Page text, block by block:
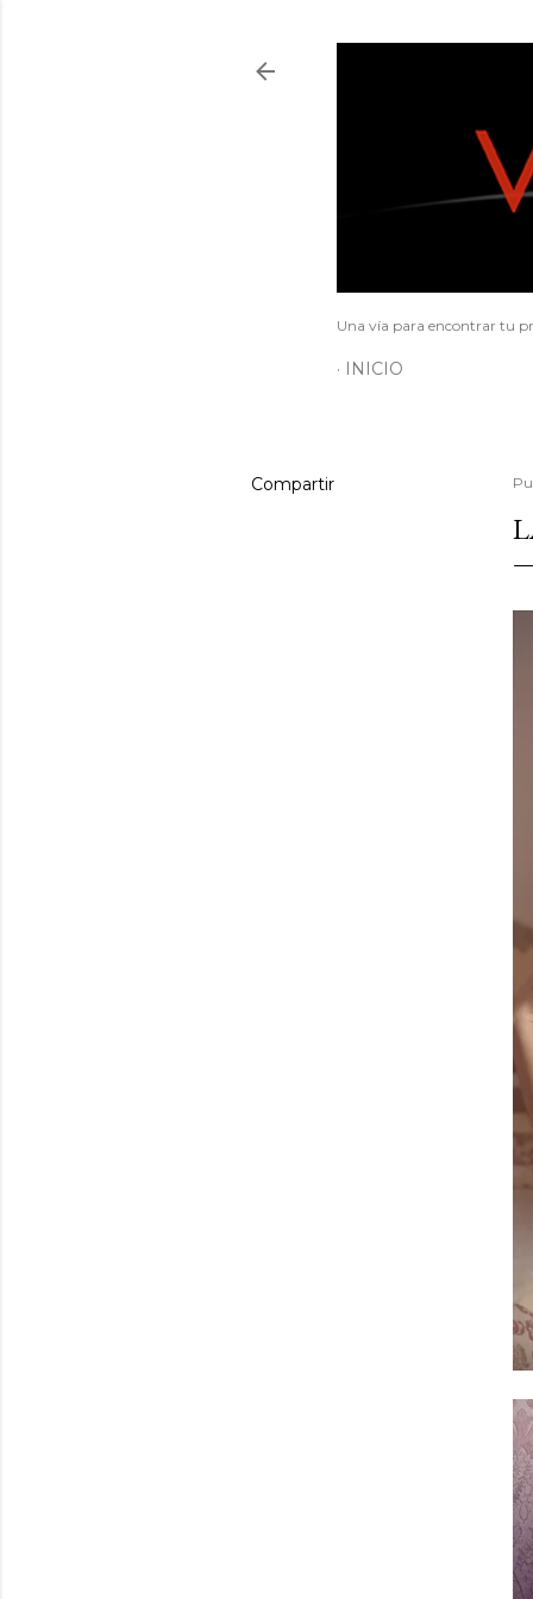
Una vía para encontrar tu
INICIO
Compartir